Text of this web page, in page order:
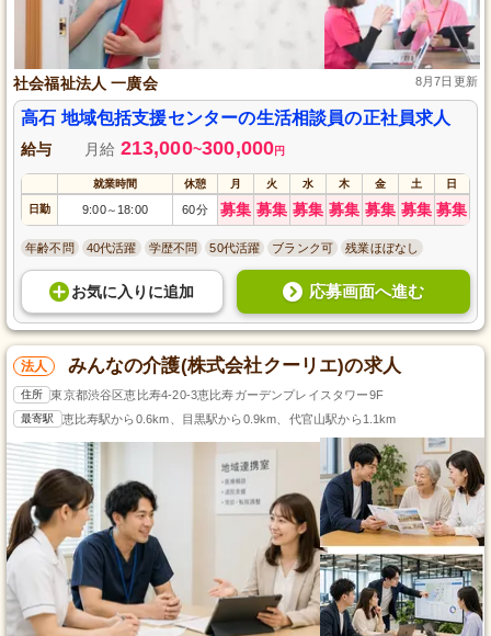
社会福祉法人 一廣会 8月7日更新
高石 地域包括支援センターの生活相談員の正社員求人
給与 月給 213,000~300,000円
就業時間 休憩 月 火 水 木 金 土 日
日勤 9:00～ 18:00 60分 募集 募集 募集 募集 募集 募集 募集
年齢不問 40代活躍 学歴不問 50代活躍 ブランク可 残業ほぼなし
お気に入り に追加 応募画面へ進む
法人 みんなの介護(株式会社クーリエ)の求人
住所 東京都渋谷区恵比寿4-20-3恵比寿ガーデンプレイスタワー9F
最寄駅 恵比寿駅から0.6km、目黒駅から0.9km、代官山駅から1.1km